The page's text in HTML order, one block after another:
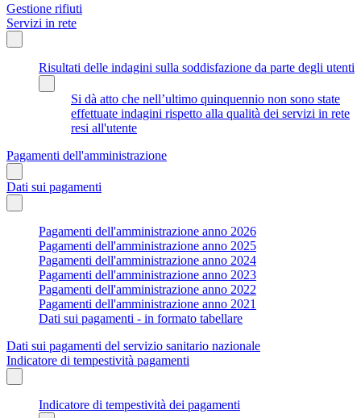
Gestione rifiuti
Servizi in rete
Risultati delle indagini sulla soddisfazione da parte degli utenti
Si dà atto che nell’ultimo quinquennio non sono state
effettuate indagini rispetto alla qualità dei servizi in rete
resi all'utente
Pagamenti dell'amministrazione
Dati sui pagamenti
Pagamenti dell'amministrazione anno 2026
Pagamenti dell'amministrazione anno 2025
Pagamenti dell'amministrazione anno 2024
Pagamenti dell'amministrazione anno 2023
Pagamenti dell'amministrazione anno 2022
Pagamenti dell'amministrazione anno 2021
Dati sui pagamenti - in formato tabellare
Dati sui pagamenti del servizio sanitario nazionale
Indicatore di tempestività pagamenti
Indicatore di tempestività dei pagamenti